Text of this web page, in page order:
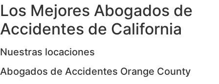
Los Mejores Abogados de
Accidentes de California
Nuestras locaciones
Abogados de Accidentes Orange County